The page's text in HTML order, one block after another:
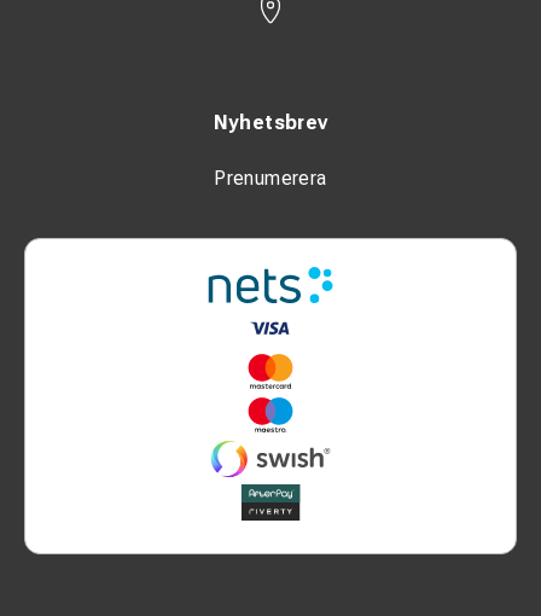
Nyhetsbrev
Prenumerera